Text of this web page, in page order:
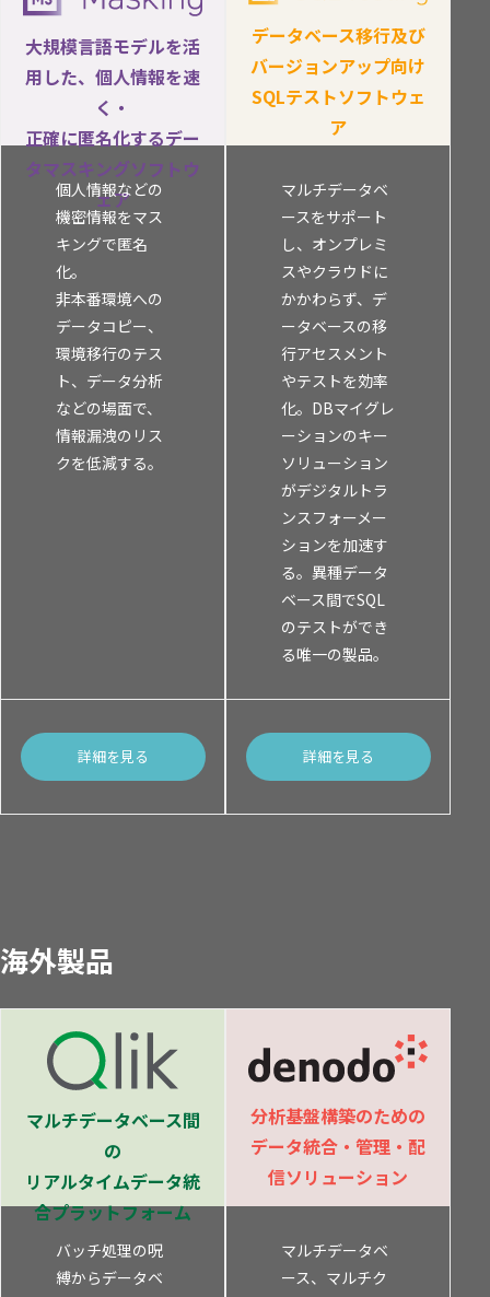
大規模言語モデルを活
用した、個人情報を速
く・
正確に匿名化するデー
タマスキングソフトウ
ェア
個人情報などの
機密情報をマス
キングで匿名
化。
非本番環境への
データコピー、
環境移行のテス
ト、データ分析
などの場面で、
情報漏洩のリス
クを低減する。
詳細を見る
データベース移行及び
バージョンアップ向け
SQLテストソフトウェ
ア
マルチデータベ
ースをサポート
し、オンプレミ
スやクラウドに
かかわらず、デ
ータベースの移
行アセスメント
やテストを効率
化。DBマイグレ
ーションのキー
ソリューション
がデジタルトラ
ンスフォーメー
ションを加速す
る。異種データ
ベース間でSQL
のテストができ
る唯一の製品。
詳細を見る
海外製品
マルチデータベース間
の
リアルタイムデータ統
合プラットフォーム
バッチ処理の呪
縛からデータベ
分析基盤構築のための
データ統合・管理・配
信ソリューション
マルチデータベ
ース、マルチク